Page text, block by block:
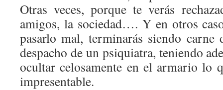
Otras veces, porque te verás
amigos, la sociedad…. Y en otros
pasarlo mal, terminarás siendo
despacho de un psiquiatra, teniendo
ocultar celosamente en el armario lo
impresentable.